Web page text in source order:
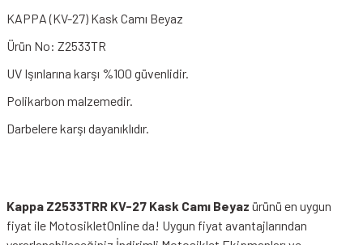
KAPPA (KV-27) Kask Camı Beyaz
Ürün No: Z2533TR
UV Işınlarına karşı %100 güvenlidir.
Polikarbon malzemedir.
Darbelere karşı dayanıklıdır.
Kappa Z2533TRR KV-27 Kask Camı Beyaz ürünü en uygun
fiyat ile MotosikletOnline da! Uygun fiyat avantajlarından